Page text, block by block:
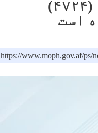
در سال گذشته در شفاخانه ولایتی لوگر (۴۷۲۴)
است
https://www.moph.gov.af/ps/